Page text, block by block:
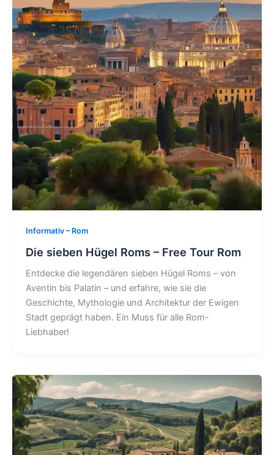
Informativ – Rom
Die sieben Hügel Roms – Free Tour Rom
Entdecke die legendären sieben Hügel Roms – von
Aventin bis Palatin – und erfahre, wie sie die
Geschichte, Mythologie und Architektur der Ewigen
Stadt geprägt haben. Ein Muss für alle Rom-
Liebhaber!